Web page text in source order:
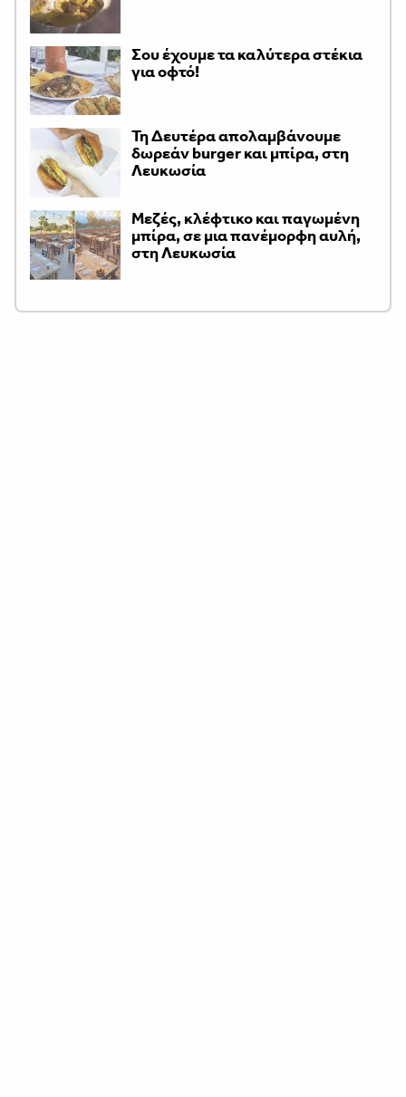
Σου έχουμε τα καλύτερα στέκια
για οφτό!
Τη Δευτέρα απολαμβάνουμε
δωρεάν burger και μπίρα, στη
Λευκωσία
Μεζές, κλέφτικο και παγωμένη
μπίρα, σε μια πανέμορφη αυλή,
στη Λευκωσία